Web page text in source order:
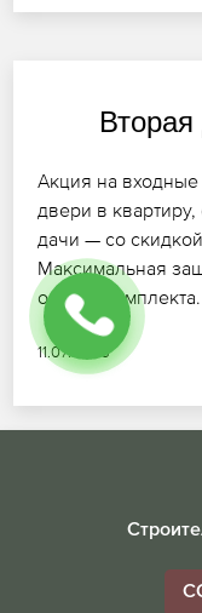
Акция на
двери в
дачи — со
Максимальная
одного комплекта.
11.07.2026